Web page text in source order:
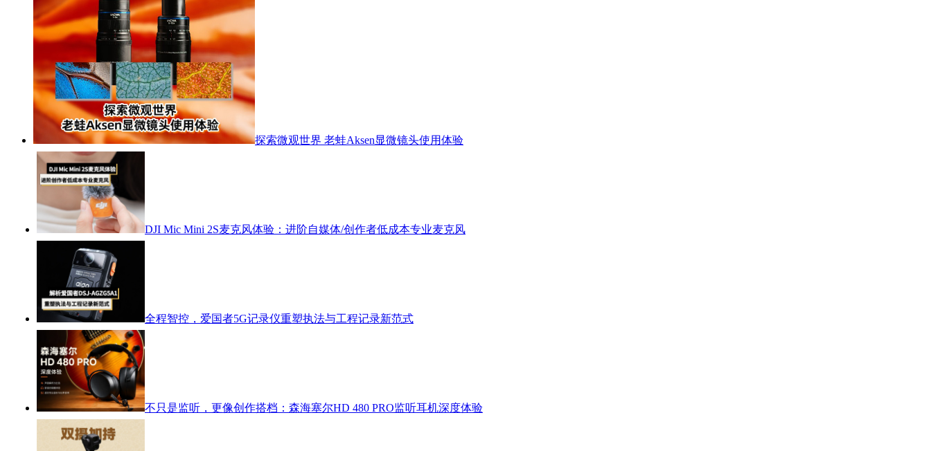
探索微观世界 老蛙Aksen显微镜头使用体验
DJI Mic Mini 2S麦克风体验：进阶自媒体/创作者低成本专业麦克风
全程智控，爱国者5G记录仪重塑执法与工程记录新范式
不只是监听，更像创作搭档：森海塞尔HD 480 PRO监听耳机深度体验